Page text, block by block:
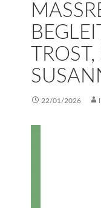
ROST,
22/01/2026